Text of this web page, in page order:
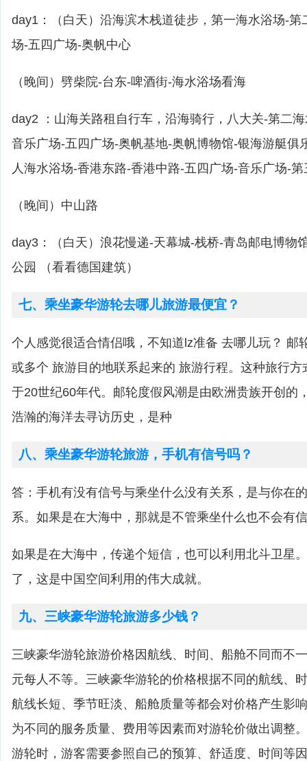
day1：（白天）沿海滨木栈道徒步，第一海水浴场-第
场-五四广场-奥帆中心
（晚间）劈柴院-台东-啤酒街-海水浴场看海
day2 ：山海关路租自行车，沿海骑行，八大关-第二
音乐广场-五四广场-奥帆基地-奥帆博物馆-银海游艇俱
人海水浴场-香港东路-香港中路-五四广场-音乐广场-
（晚间）中山路
day3：（白天）浪花慢递-天幕城-栈桥-青岛邮电博物
公园 （看看德国建筑）
七、乘坐豪华游轮去哪儿旅游最便宜？
个人感觉很适合情侣哦，不知道lz准备 去哪儿玩？ 邮
或多个 旅游目的地联系起来的 旅游行程。这种旅行
于20世纪60年代。邮轮度假风潮是由欧洲贵族开创的
浩瀚的海洋去寻访历史，是种
八、乘坐豪华游轮旅游，手机有信号吗？
答：手机有没有信号与乘坐什么没有关系，是与你在
系。如果是在大海中，那就是不管乘坐什么也不会有
如果是在大海中，传递个短信，也可以利用北斗卫星
了，这是中国空间利用的伟大成就。
九、三峡豪华游轮旅游多少钱？
三峡豪华游轮旅游价格因航线、时间、船舱不同而不
元每人不等。三峡豪华游轮的价格根据不同的航线、
航线长短、季节旺淡、船舱质量等都会对价格产生影
为不同的服务质量、费用等因素而对游轮价做出调整
游轮时，游客需要参照自己的预算、舒适度、时间等